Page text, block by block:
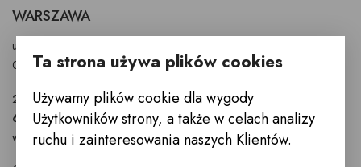
WARSZAWA
ul. Puławska 326 - budynek Enel-Med
02-819 Warszawa
22 855 40 97
601 777 299
warszawa@innemeble.pl
Ta strona używa plików cookies
Używamy plików cookie dla wygody
Użytkowników strony, a także w celach analizy
ruchu i zainteresowania naszych Klientów.